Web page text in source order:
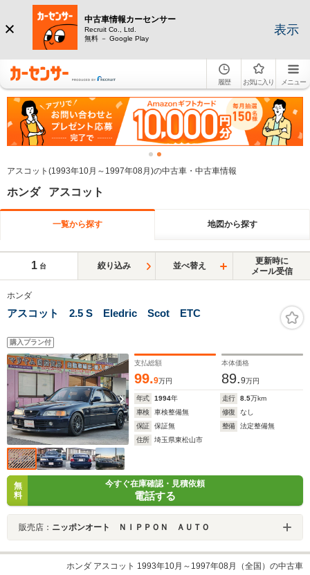
中古車情報カーセンサー
Recruit Co., Ltd.
無料 － Google Play
表示
履歴 お気に入り メニュー
アスコット(1993年10月～1997年08月)の中古車・中古車情報
ホンダ アスコット
一覧から探す 地図から探す
1 台 絞り込み 並べ替え
更新時に
メール受信
ホンダ
アスコット 2.5 S Eledric Scot ETC
購入プラン付
支払総額
99.9万円
本体価格
89.9万円
年式 1994年 走行 8.5万km
車検
車検整備無 修復
なし
保証
保証無 整備
法定整備無
住所
埼玉県東松山市
無
料
今すぐ在庫確認・見積依頼
電話する
販売店： ニッポンオート ＮＩＰＰＯＮ ＡＵＴＯ
ホンダ アスコット 1993年10月～1997年08月（全国）の中古車